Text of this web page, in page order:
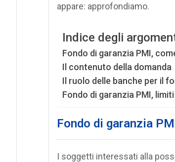
appare: approfondiamo.
Indice degli
Fondo di garanzia PMI,
Il contenuto della domanda
Il ruolo delle banche per il
Fondo di garanzia PMI,
Fondo di garanzia
I soggetti interessati alla